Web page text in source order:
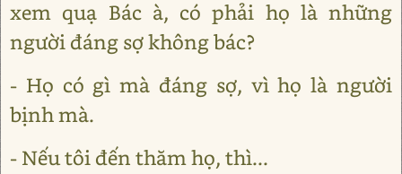
xem quạ Bác à, có phải họ là những
người đáng sợ không bác?
- Họ có gì mà đáng sợ, vì họ là người
bịnh mà.
- Nếu tôi đến thăm họ, thì...